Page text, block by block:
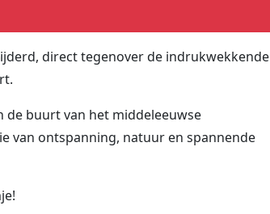
direct tegenover de indrukwekkende
de buurt van het middeleeuwse
van ontspanning, natuur en spannende